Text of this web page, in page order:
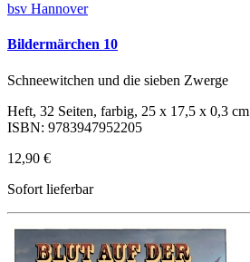
bsv Hannover
Bildermärchen 10
Schneewitchen und die sieben Zwerge
Heft, 32 Seiten, farbig, 25 x 17,5 x 0,3 cm
ISBN: 9783947952205
12,90 €
Sofort lieferbar